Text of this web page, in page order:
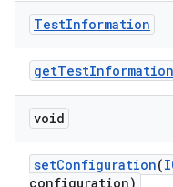
TestInformation
getTestInformation
void
setConfiguration(
configuration)